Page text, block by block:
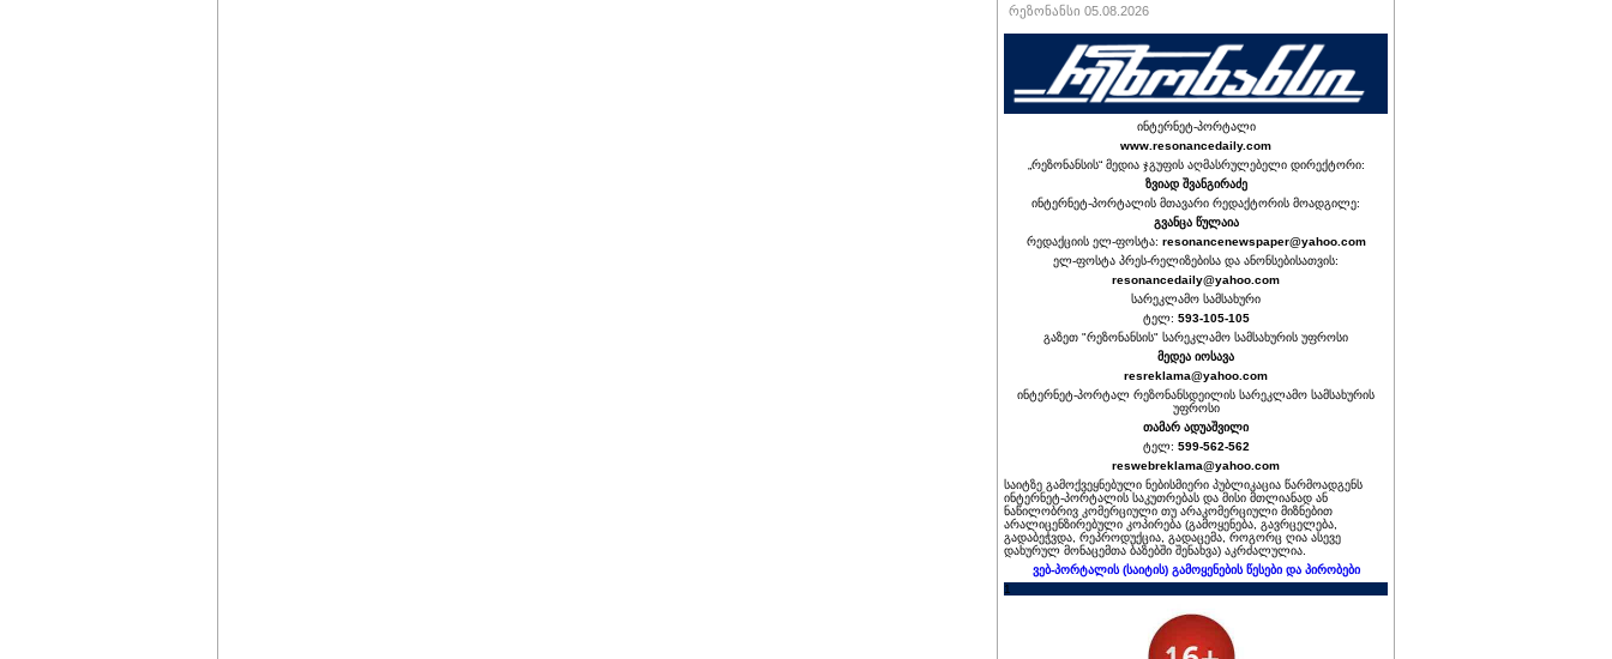
რეზონანსი 05.08.2026
ინტერნეტ-პორტალი
www.resonancedaily.com
„რეზონანსის“ მედია ჯგუფის აღმასრულებელი დირექტორი:
ზვიად შვანგირაძე
ინტერნეტ-პორტალის მთავარი რედაქტორის მოადგილე:
გვანცა წულაია
რედაქციის ელ-ფოსტა: resonancenewspaper@yahoo.com
ელ-ფოსტა პრეს-რელიზებისა და ანონსებისათვის:
resonancedaily@yahoo.com
სარეკლამო სამსახური
ტელ: 593-105-105
გაზეთ "რეზონანსის" სარეკლამო სამსახურის უფროსი
მედეა იოსავა
resreklama@yahoo.com
ინტერნეტ-პორტალ რეზონანსდეილის სარეკლამო სამსახურის
უფროსი
თამარ ადუაშვილი
ტელ: 599-562-562
reswebreklama@yahoo.com
საიტზე გამოქვეყნებული ნებისმიერი პუბლიკაცია წარმოადგენს
ინტერნეტ-პორტალის საკუთრებას და მისი მთლიანად ან
ნაწილობრივ კომერციული თუ არაკომერციული მიზნებით
არალიცენზირებული კოპირება (გამოყენება, გავრცელება,
გადაბეჭვდა, რეპროდუქცია, გადაცემა, როგორც ღია ასევე
დახურულ მონაცემთა ბაზებში შენახვა) აკრძალულია.
ვებ-პორტალის (საიტის) გამოყენების წესები და პირობები
1